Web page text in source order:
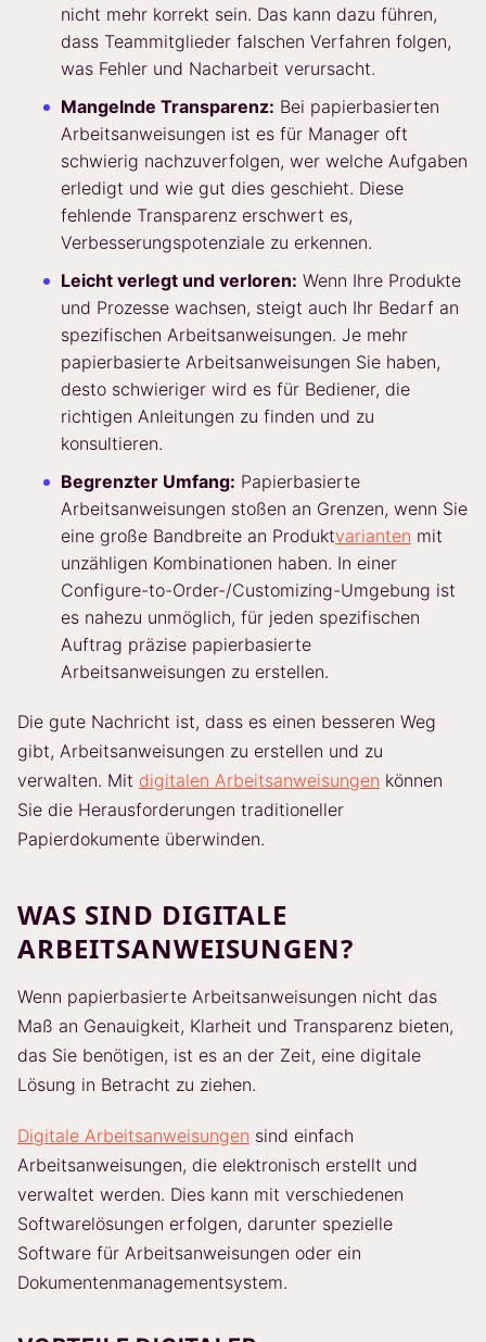
nicht mehr korrekt sein. Das kann dazu führen,
dass Teammitglieder falschen Verfahren folgen,
was Fehler und Nacharbeit verursacht.
Mangelnde Transparenz: Bei papierbasierten
Arbeitsanweisungen ist es für Manager oft
schwierig nachzuverfolgen, wer welche Aufgaben
erledigt und wie gut dies geschieht. Diese
fehlende Transparenz erschwert es,
Verbesserungspotenziale zu erkennen.
Leicht verlegt und verloren: Wenn Ihre Produkte
und Prozesse wachsen, steigt auch Ihr Bedarf an
spezifischen Arbeitsanweisungen. Je mehr
papierbasierte Arbeitsanweisungen Sie haben,
desto schwieriger wird es für Bediener, die
richtigen Anleitungen zu finden und zu
konsultieren.
Begrenzter Umfang: Papierbasierte
Arbeitsanweisungen stoßen an Grenzen, wenn Sie
eine große Bandbreite an Produktvarianten mit
unzähligen Kombinationen haben. In einer
Configure-to-Order-/Customizing-Umgebung ist
es nahezu unmöglich, für jeden spezifischen
Auftrag präzise papierbasierte
Arbeitsanweisungen zu erstellen.
Die gute Nachricht ist, dass es einen besseren Weg
gibt, Arbeitsanweisungen zu erstellen und zu
verwalten. Mit digitalen Arbeitsanweisungen können
Sie die Herausforderungen traditioneller
Papierdokumente überwinden.
WAS SIND DIGITALE
ARBEITSANWEISUNGEN?
Wenn papierbasierte Arbeitsanweisungen nicht das
Maß an Genauigkeit, Klarheit und Transparenz bieten,
das Sie benötigen, ist es an der Zeit, eine digitale
Lösung in Betracht zu ziehen.
Digitale Arbeitsanweisungen sind einfach
Arbeitsanweisungen, die elektronisch erstellt und
verwaltet werden. Dies kann mit verschiedenen
Softwarelösungen erfolgen, darunter spezielle
Software für Arbeitsanweisungen oder ein
Dokumentenmanagementsystem.